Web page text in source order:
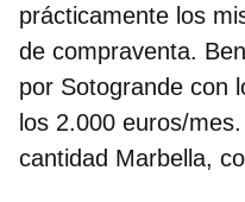
prácticamente los
de compraventa.
por Sotogrande con
los 2.000 euros/mes.
cantidad Marbella,